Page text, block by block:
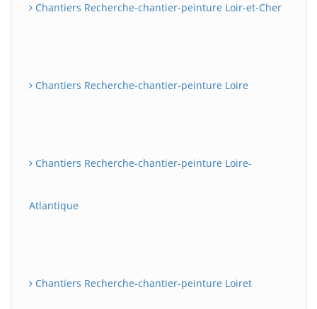
Chantiers Recherche-chantier-peinture Loir-et-Cher
Chantiers Recherche-chantier-peinture Loire
Chantiers Recherche-chantier-peinture Loire-
Atlantique
Chantiers Recherche-chantier-peinture Loiret